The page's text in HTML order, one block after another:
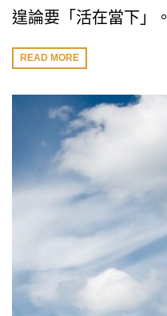
遑論要「活在當下」。
READ MORE